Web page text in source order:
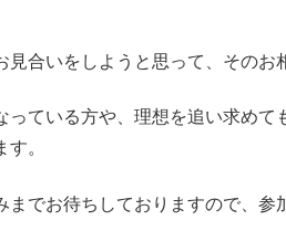
見合いをしようと思って、そのお
っている方や、理想を追い求め
。
までお待ちしておりますので、参